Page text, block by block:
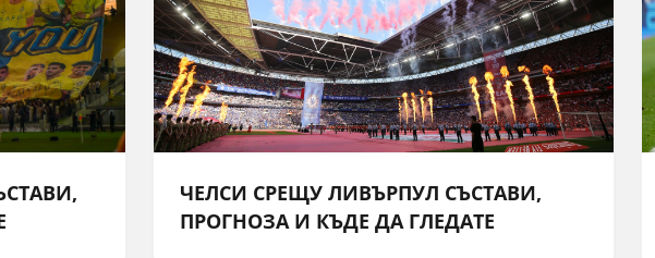
ЧЕЛСИ СРЕЩУ ЛИВЪРПУЛ СЪСТАВИ,
ПРОГНОЗА И КЪДЕ ДА ГЛЕДАТЕ